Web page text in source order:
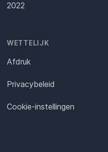
2022
WETTELIJK
Afdruk
Privacybeleid
Cookie-instellingen